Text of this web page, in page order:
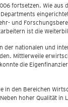
fortsetzen. Wie
und
ist die
nationalen und
Mittlerweile
die
den Bereichen
hoher Qualität